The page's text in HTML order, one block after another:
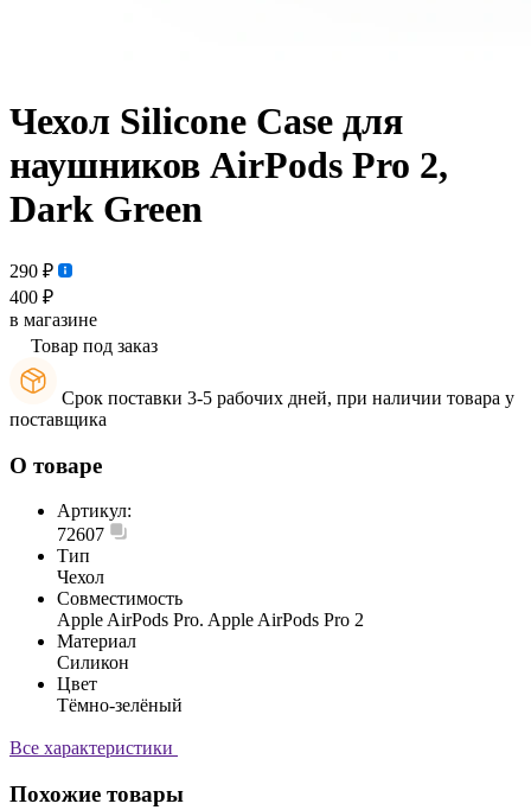
Чехол Silicone Case для
наушников AirPods Pro 2,
Dark Green
290 ₽
400 ₽
в магазине
Товар под заказ
Срок поставки 3-5 рабочих дней, при наличии товара у
поставщика
О товаре
Артикул:
72607
Тип
Чехол
Совместимость
Apple AirPods Pro. Apple AirPods Pro 2
Материал
Силикон
Цвет
Тёмно-зелёный
Все характеристики
Похожие товары